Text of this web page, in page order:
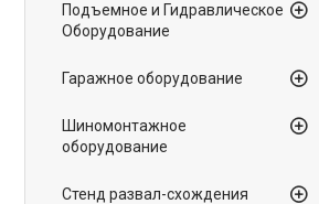
Подъемное и Гидравлическое
Оборудование
Гаражное оборудование
Шиномонтажное
оборудование
Стенд развал-схождения